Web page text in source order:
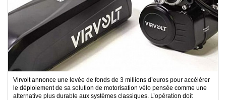
Virvolt annonce une levée de fonds de 3 millions d’euros pour accélérer
le déploiement de sa solution de motorisation vélo pensée comme une
alternative plus durable aux systèmes classiques. L’opération doit